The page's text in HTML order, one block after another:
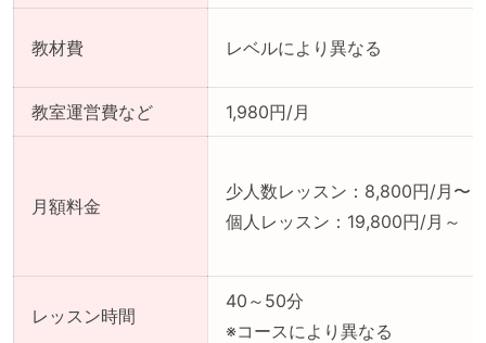
教材費 レベルにより異なる
教室運営費など 1,980円/月
月額料金
少人数レッスン：8,800円/月〜
個人レッスン：19,800円/月～
レッスン時間
40～50分
※コースにより異なる